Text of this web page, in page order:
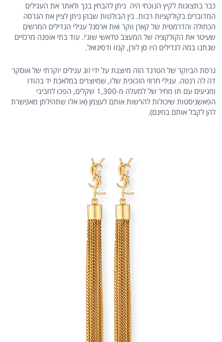
כבר בתצוגות לקיץ הנוכחי היה ניתן להבחין בכך ולאתר את העגילים
המדוברים בקולקציות רבות. בין הבולטות שבהן ניתן לציין את הגרסה
הכחולה והדרמטית של קארן ווקר ואת ארסנל עגילי הגדילים המרשים
שעיטר את הקולקציה של המעצב טדאשי שוג'י. עוד בתי אופנה מרכזיים
שנתנו במה לגדילים היו סן לורן, קנזו ודסיגואל.
גרסת הביוקר של הטרנד הזה מיוצגת על ידי זוג עגילים יוקרתי של אוסקר
דה לה רנטה. עגילי חרוזי הזכוכית שלו, שמיוצרים במלאכת יד בהודו
ומגיעים עם תו מחיר של למעלה מ-1,300 שקלים, הפכו לחביבי
הפאשניסטות שיכולות להרשות אותם לעצמן (או אלו שתהילתן מאפשרת
להן לקבל אותם בחינם).